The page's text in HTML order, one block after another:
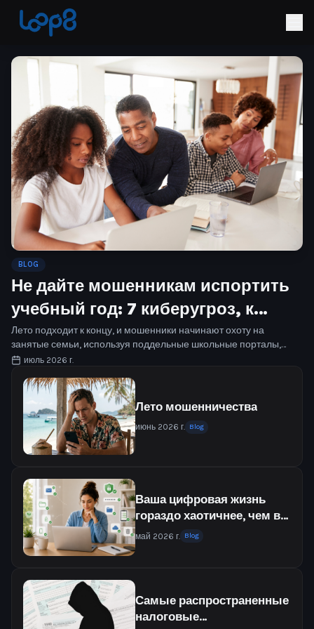
BLOG
Не дайте мошенникам испортить
учебный год: 7 киберугроз, к
которым нужно подготовиться к
школе
Лето подходит к концу, и мошенники начинают охоту на
занятые семьи, используя поддельные школьные порталы,
фишинговые письма, вымышленные сборы и ловушки с
июль 2026 г.
Лето мошенничества
июнь 2026 г. Blog
Ваша цифровая жизнь
гораздо хаотичнее, чем вы
думаете
май 2026 г. Blog
Самые распространенные
налоговые